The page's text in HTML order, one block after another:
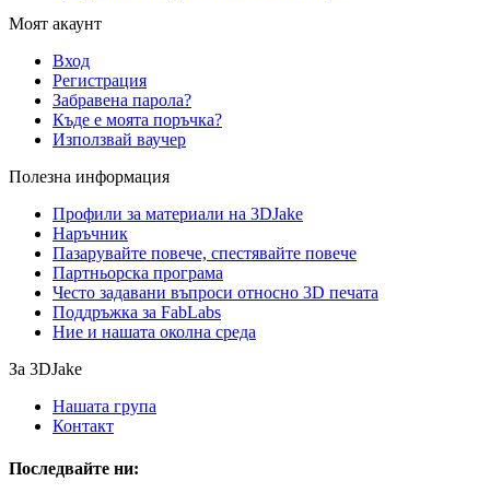
Моят акаунт
Вход
Регистрация
Забравена парола?
Къде е моята поръчка?
Използвай ваучер
Полезна информация
Профили за материали на 3DJake
Наръчник
Пазарувайте повече, спестявайте повече
Партньорска програма
Често задавани въпроси относно 3D печата
Поддръжка за FabLabs
Ние и нашата околна среда
За 3DJake
Нашата група
Контакт
Последвайте ни: